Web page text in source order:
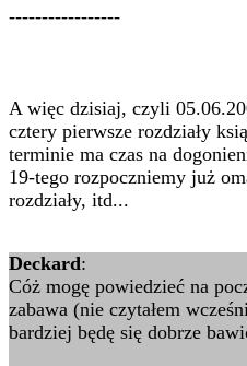
-----------------
A więc dzisiaj, czyli
cztery pierwsze rozdziały
terminie ma czas na
19-tego rozpoczniemy już
rozdziały, itd...
Deckard:
Cóż mogę powiedzieć na
zabawa (nie czytałem
bardziej będę się dobrze